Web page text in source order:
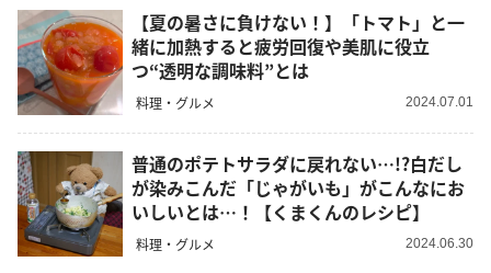
【夏の暑さに負けない！】「トマト」と一
緒に加熱すると疲労回復や美肌に役立
つ“透明な調味料”とは
料理・グルメ 2024.07.01
普通のポテトサラダに戻れない…!?白だし
が染みこんだ「じゃがいも」がこんなにお
いしいとは…！【くまくんのレシピ】
料理・グルメ 2024.06.30